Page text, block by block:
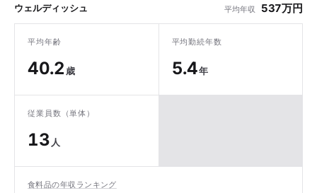
ウェルディッシュ 平均年収 537万円
平均年齢
40.2 歳
平均勤続年数
5.4年
従業員数（単体）
13 人
食料品の年収ランキング